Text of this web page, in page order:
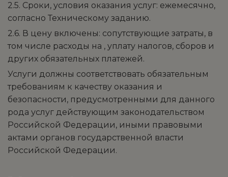
2.5. Сроки, условия оказания услуг: ежемесячно,
согласно Техническому заданию.
2.6. В цену включены: сопутствующие затраты, в
том числе расходы на , уплату налогов, сборов и
других обязательных платежей.
Услуги должны соответствовать обязательным
требованиям к качеству оказания и
безопасности, предусмотренными для данного
рода услуг действующим законодательством
Российской Федерации, иными правовыми
актами органов государственной власти
Российской Федерации.